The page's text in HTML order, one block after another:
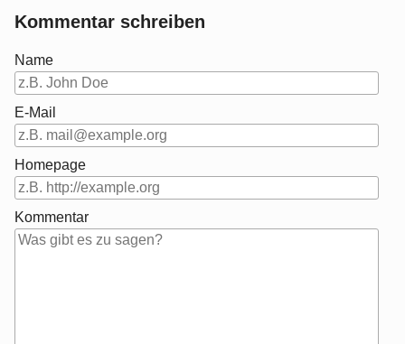
Kommentar schreiben
Name
E-Mail
Homepage
Kommentar